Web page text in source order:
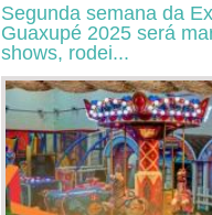
Segunda semana da
Guaxupé 2025 será
shows, rodei...